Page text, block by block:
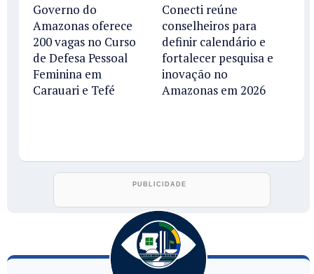
Governo do
Amazonas oferece
200 vagas no Curso
de Defesa Pessoal
Feminina em
Carauari e Tefé
Conecti reúne
conselheiros para
definir calendário e
fortalecer pesquisa e
inovação no
Amazonas em 2026